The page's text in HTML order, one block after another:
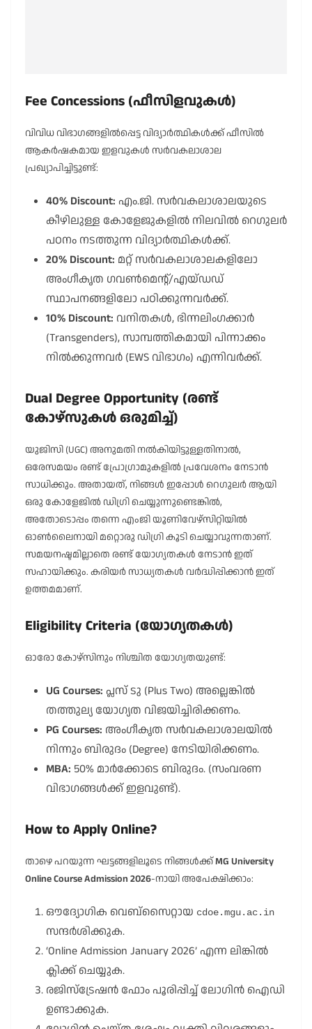
Fee Concessions (ഫീസിളവുകൾ)
വിവിധ വിഭാഗങ്ങളിൽപ്പെട്ട വിദ്യാർത്ഥികൾക്ക് ഫീസിൽ
ആകർഷകമായ ഇളവുകൾ സർവകലാശാല
പ്രഖ്യാപിച്ചിട്ടുണ്ട്:
40% Discount: എം.ജി. സർവകലാശാലയുടെ
കീഴിലുള്ള കോളേജുകളിൽ നിലവിൽ റെഗുലർ
പഠനം നടത്തുന്ന വിദ്യാർത്ഥികൾക്ക്.
20% Discount: മറ്റ് സർവകലാശാലകളിലോ
അംഗീകൃത ഗവൺമെന്റ്/എയ്ഡഡ്
സ്ഥാപനങ്ങളിലോ പഠിക്കുന്നവർക്ക്.
10% Discount: വനിതകൾ, ഭിന്നലിംഗക്കാർ
(Transgenders), സാമ്പത്തികമായി പിന്നാക്കം
നിൽക്കുന്നവർ (EWS വിഭാഗം) എന്നിവർക്ക്.
Dual Degree Opportunity (രണ്ട്
കോഴ്സുകൾ ഒരുമിച്ച്)
യുജിസി (UGC) അനുമതി നൽകിയിട്ടുള്ളതിനാൽ,
ഒരേസമയം രണ്ട് പ്രോഗ്രാമുകളിൽ പ്രവേശനം നേടാൻ
സാധിക്കും. അതായത്, നിങ്ങൾ ഇപ്പോൾ റെഗുലർ ആയി
ഒരു കോളേജിൽ ഡിഗ്രി ചെയ്യുന്നുണ്ടെങ്കിൽ,
അതോടൊപ്പം തന്നെ എംജി യൂണിവേഴ്സിറ്റിയിൽ
ഓൺലൈനായി മറ്റൊരു ഡിഗ്രി കൂടി ചെയ്യാവുന്നതാണ്.
സമയനഷ്ടമില്ലാതെ രണ്ട് യോഗ്യതകൾ നേടാൻ ഇത്
സഹായിക്കും. കരിയർ സാധ്യതകൾ വർദ്ധിപ്പിക്കാൻ ഇത്
ഉത്തമമാണ്.
Eligibility Criteria (യോഗ്യതകൾ)
ഓരോ കോഴ്സിനും നിശ്ചിത യോഗ്യതയുണ്ട്:
UG Courses: പ്ലസ് ടു (Plus Two) അല്ലെങ്കിൽ
തത്തുല്യ യോഗ്യത വിജയിച്ചിരിക്കണം.
PG Courses: അംഗീകൃത സർവകലാശാലയിൽ
നിന്നും ബിരുദം (Degree) നേടിയിരിക്കണം.
MBA: 50% മാർക്കോടെ ബിരുദം. (സംവരണ
വിഭാഗങ്ങൾക്ക് ഇളവുണ്ട്).
How to Apply Online?
താഴെ പറയുന്ന ഘട്ടങ്ങളിലൂടെ നിങ്ങൾക്ക്MG University
Online Course Admission 2026-നായി അപേക്ഷിക്കാം:
ഔദ്യോഗിക വെബ്സൈറ്റായ cdoe.mgu.ac.in
സന്ദർശിക്കുക.
‘Online Admission January 2026’ എന്ന ലിങ്കിൽ
ക്ലിക്ക് ചെയ്യുക.
രജിസ്ട്രേഷൻ ഫോം പൂരിപ്പിച്ച് ലോഗിൻ ഐഡി
ഉണ്ടാക്കുക.